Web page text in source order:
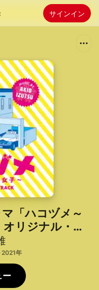
サインイン
トール
「ハコヅメ～
リジナル・サ
ク
2021年
ー